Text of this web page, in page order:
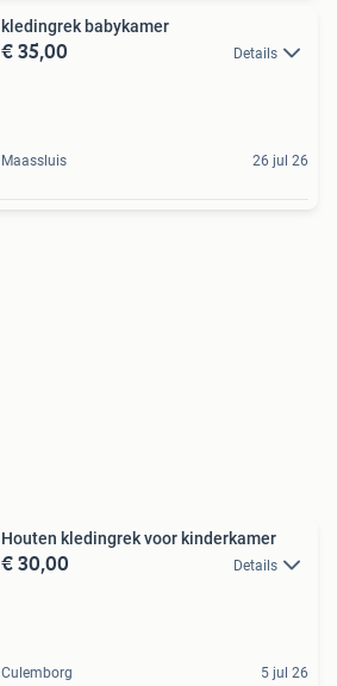
kledingrek babykamer
€ 35,00 Details
Maassluis 26 jul 26
Houten kledingrek voor kinderkamer
€ 30,00 Details
Culemborg 5 jul 26